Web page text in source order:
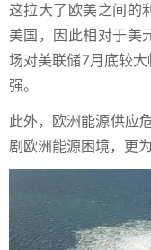
这拉大了欧美之间的
美国，因此相对于美
场对美联储7月底较
强。
此外，欧洲能源供应
剧欧洲能源困境，更